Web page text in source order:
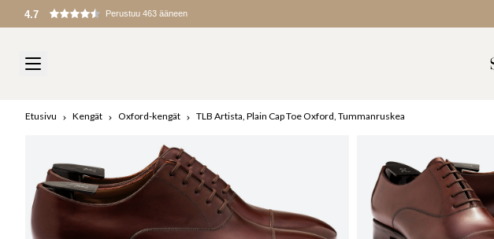
Tullit ja maksut peritään maahantuonnin yhteydessä
Etusivu Kengät Oxford-kengät TLB Artista, Plain Cap Toe Oxford, Tummanruskea